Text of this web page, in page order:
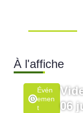
À l'affiche
Évén
Emen
T
06